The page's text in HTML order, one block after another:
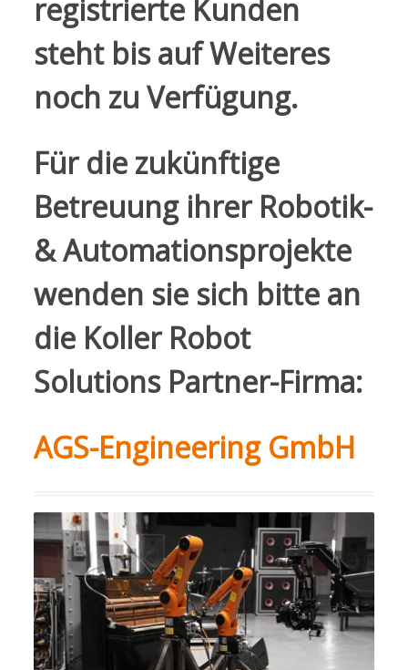
registrierte Kunden
steht bis auf Weiteres
noch zu Verfügung.
Für die zukünftige
Betreuung ihrer Robotik-
& Automationsprojekte
wenden sie sich bitte an
die Koller Robot
Solutions Partner-Firma:
AGS-Engineering GmbH